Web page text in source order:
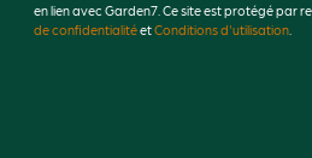
en lien avec Garden7. Ce site est protégé par
de confidentialitéetConditions d'utilisation.